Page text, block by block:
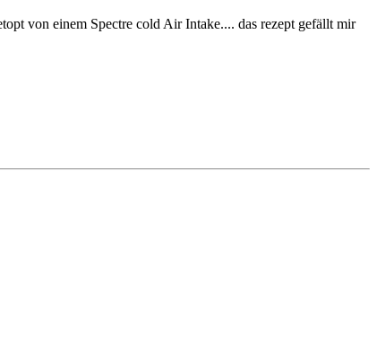
von einem Spectre cold Air Intake.... das rezept gefällt mir